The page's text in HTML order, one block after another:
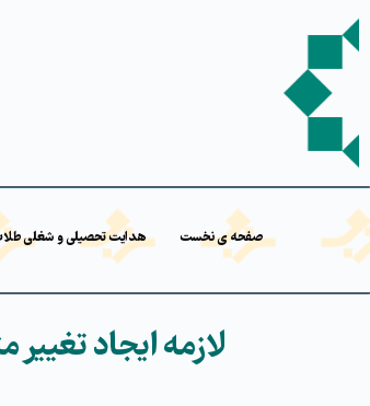
صفحه ی نخست هدایت تحصیلی و شغلی
لازمه ایجاد